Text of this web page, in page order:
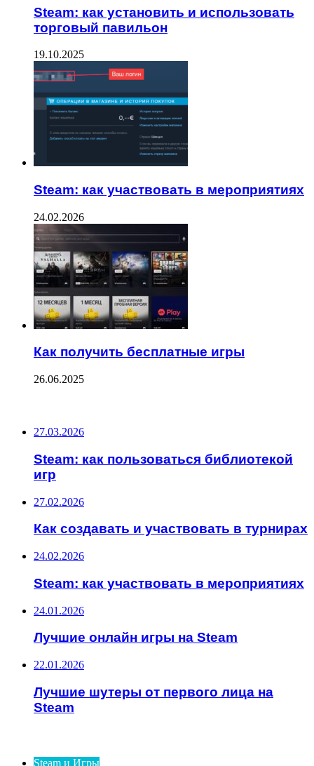
Steam: как установить и использовать
торговый павильон
19.10.2025
Steam: как участвовать в мероприятиях
24.02.2026
Как получить бесплатные игры
26.06.2025
27.03.2026
Steam: как пользоваться библиотекой
игр
27.02.2026
Как создавать и участвовать в турнирах
24.02.2026
Steam: как участвовать в мероприятиях
24.01.2026
Лучшие онлайн игры на Steam
22.01.2026
Лучшие шутеры от первого лица на
Steam
Steam и Игры